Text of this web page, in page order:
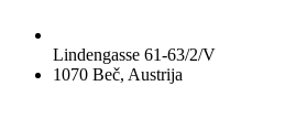
Lindengasse 61-63/2/V
1070 Beč, Austrija